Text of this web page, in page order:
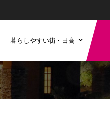
暮らしやすい街・日高